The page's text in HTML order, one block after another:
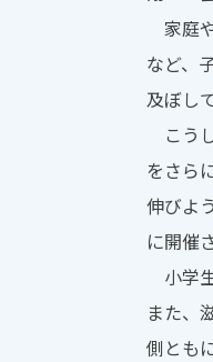
家庭
など、
及ぼし
こう
をさら
伸びよ
に開催
小学
また、
側とも